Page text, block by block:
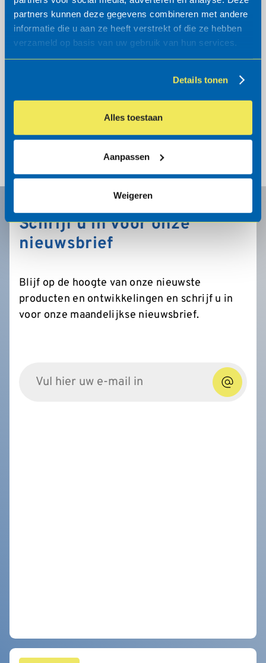
partners kunnen deze gegevens combineren met andere
informatie die u aan ze heeft verstrekt of die ze hebben
verzameld op basis van uw gebruik van hun services.
Details tonen
Alles toestaan
Aanpassen
Weigeren
Ook in de Ideaal 2.0 serie:
Ideaal 2.0 met
aanbindvoorziening
Ideaal 2.0 met
oplaadpunt voor e-
Schrijf u in voor onze
nieuwsbrief
Blijf op de hoogte van onze nieuwste
producten en ontwikkelingen en schrijf u in
voor onze maandelijkse nieuwsbrief.